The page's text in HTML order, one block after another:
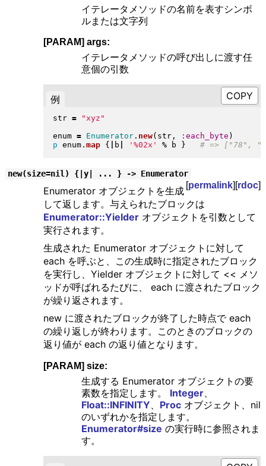
イテレータメソッドの名前を表すシンボ
ルまたは文字列
[PARAM] args:
イテレータメソッドの呼び出しに渡す任
意個の引数
例
str = " xyz "
enum = Enumerator. new( str, :each_byte )
p enum. map { b '%02x' % b }
new(size=nil) {|y| ... } -> Enumerator
[permalink][rdoc]
Enumerator オブジェクトを生成
して返します。与えられたブロックは
Enumerator::Yielderオブジェクトを引数として
実行されます。
生成された Enumerator オブジェクトに対して
each を呼ぶと、この生成時に指定されたブロック
を実行し、Yielder オブジェクトに対して << メソ
ッドが呼ばれるたびに、 each に渡されたブロック
が繰り返されます。
new に渡されたブロックが終了した時点で each
の繰り返しが終わります。このときのブロックの
返り値が each の返り値となります。
[PARAM] size:
生成する Enumerator オブジェクトの要
素数を指定します。 Integer、
Float::INFINITY、 Procオブジェクト、nil
のいずれかを指定します。
Enumerator#size の実行時に参照されま
す。